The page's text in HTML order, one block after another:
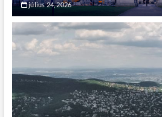
július 24, 2026